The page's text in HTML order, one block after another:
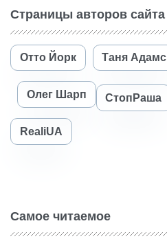
Страницы авторов сайта
Отто Йорк Таня Адамс
Олег Шарп СтопРаша
RealiUA
Самое читаемое